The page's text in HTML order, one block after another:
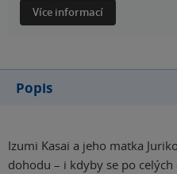
Více informací
Popis
Izumi Kasai a jeho matka
dohodu – i kdyby se po